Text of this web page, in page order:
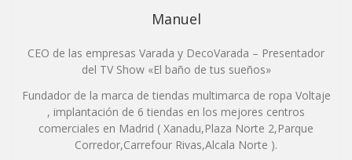
Manuel
CEO de las empresas Varada y DecoVarada – Presentador
del TV Show «El baño de tus sueños»
Fundador de la marca de tiendas multimarca de ropa Voltaje
, implantación de 6 tiendas en los mejores centros
comerciales en Madrid ( Xanadu,Plaza Norte 2,Parque
Corredor,Carrefour Rivas,Alcala Norte ).